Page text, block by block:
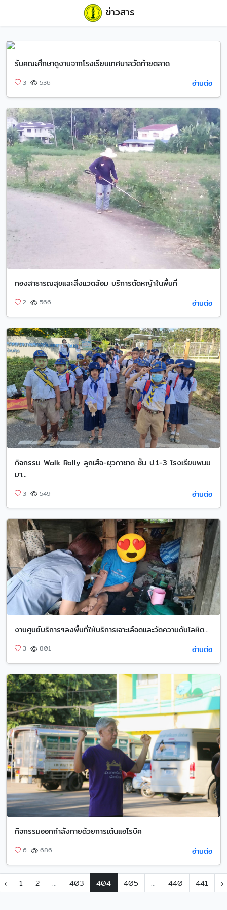
ข่าวสาร
รับคณะศึกษาดูงานจากโรงเรียนเทศบาลวัดท้ายตลาด
3 536 อ่านต่อ
กองสาธารณสุขและสิ่งแวดล้อม บริการตัดหญ้าในพื้นที่
2 566 อ่านต่อ
กิจกรรม Walk Rally ลูกเสือ-ยุวกาชาด ชั้น ป.1-3 โรงเรียนพนม
มา...
3 549 อ่านต่อ
งานศูนย์บริการฯลงพื้นที่ให้บริการเจาะเลือดและวัดความดันโลหิต...
3 801 อ่านต่อ
กิจกรรมออกกำลังกายด้วยการเต้นแอโรบิค
6 686 อ่านต่อ
‹ 1 2 ... 403 404 405 ... 440 441 ›